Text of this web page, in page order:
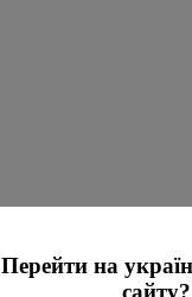
Перейти на
сайту?